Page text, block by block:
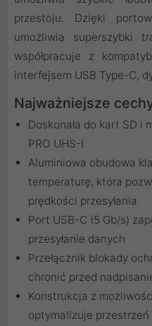
przestoju. Dzięki
umożliwia superszybki
współpracuje z
interfejsem USB Type-C,
Najważniejsze
Doskonała do kart SD i
PRO UHS-I
Aluminiowa obudowa
temperaturę, która
prędkości przesyłania
Port USB-C (5 Gb/s)
przesyłanie danych
Przełącznik blokady
chronić przed
Konstrukcja z
optymalizuje przestrzeń